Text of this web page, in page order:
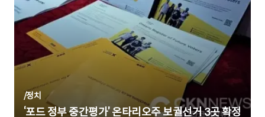
/정치
‘포드 정부 중간평가’ 온타리오주 보궐선거 3곳 확정